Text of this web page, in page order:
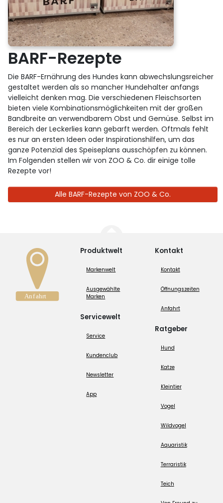
BARF-Rezepte
Die BARF-Ernährung des Hundes kann abwechslungsreicher
gestaltet werden als so mancher Hundehalter anfangs
vielleicht denken mag. Die verschiedenen Fleischsorten
bieten viele Kombinationsmöglichkeiten mit der großen
Bandbreite an verwendbarem Obst und Gemüse. Selbst im
Bereich der Leckerlies kann gebarft werden. Oftmals fehlt
es nur an ersten Ideen oder Inspirationshilfen, um das
ganze Potenzial des Speiseplans ausschöpfen zu können.
Im Folgenden stellen wir von ZOO & Co. dir einige tolle
Rezepte vor!
Alle BARF-Rezepte von ZOO & Co.
Produktwelt
Markenwelt
Ausgewählte
Marken
Servicewelt
Service
Kundenclub
Newsletter
App
Kontakt
Kontakt
Öffnungszeiten
Anfahrt
Ratgeber
Hund
Katze
Kleintier
Vogel
Wildvogel
Aquaristik
Terraristik
Teich